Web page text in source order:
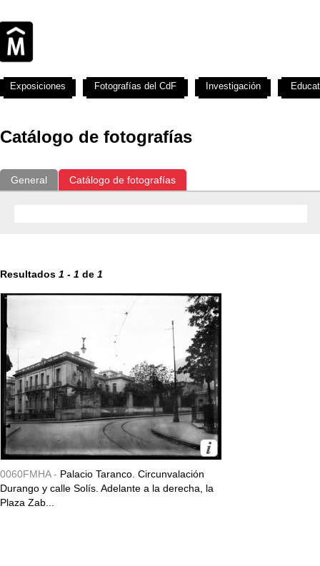
Catálogo de fotografías
General Catálogo de fotografías
Resultados 1 - 1 de 1
0060FMHA - Palacio Taranco. Circunvalación
Durango y calle Solís. Adelante a la derecha, la
Plaza Zab...
Exposiciones Fotografías del CdF Investigación